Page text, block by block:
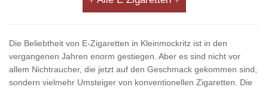
Die Beliebtheit von E-Zigaretten in Kleinmockritz ist in den
vergangenen Jahren enorm gestiegen. Aber es sind nicht vor
allem Nichtraucher, die jetzt auf den Geschmack gekommen sind,
sondern vielmehr Umsteiger von konventionellen Zigaretten. Die